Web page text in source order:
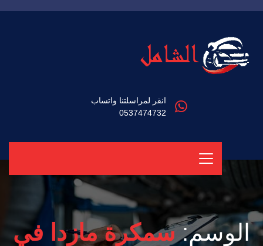
انقر لمراسلتنا واتساب
0537474732
الوسم:سمكرة مازدا في